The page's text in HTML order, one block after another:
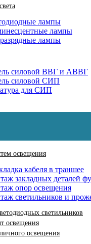
лампы
лампы
лампы
силовой ВВГ и АВВГ
силовой СИП
для СИП
освещения
кабеля в траншее
закладных деталей
опор освещения
светильников и
светильников
освещения
освещения